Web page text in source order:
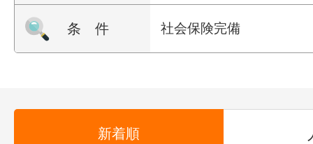
条 件 社会保険完備
新着順